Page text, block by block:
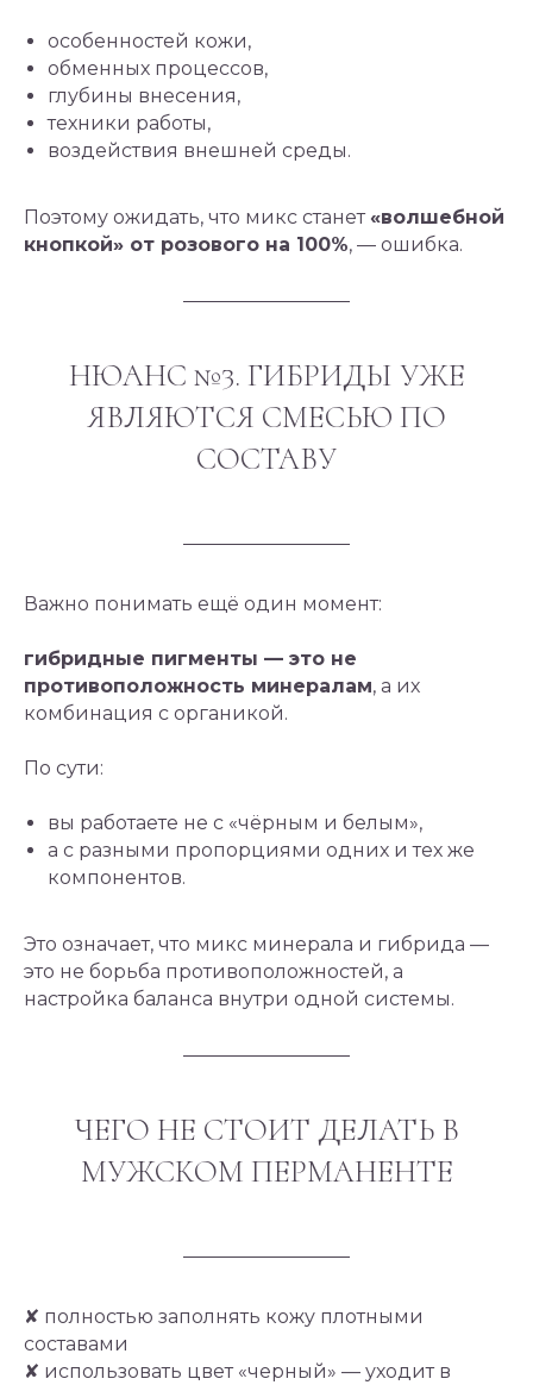
особенностей кожи,
обменных процессов,
глубины внесения,
техники работы,
воздействия внешней среды.
Поэтому ожидать, что микс станет «волшебной
кнопкой» от розового на 100%, — ошибка.
НЮАНС №3. ГИБРИДЫ УЖЕ
ЯВЛЯЮТСЯ СМЕСЬЮ ПО
СОСТАВУ
Важно понимать ещё один момент:
гибридные пигменты — это не
противоположность минералам, а их
комбинация с органикой.
По сути:
вы работаете не с «чёрным и белым»,
а с разными пропорциями одних и тех же
компонентов.
Это означает, что микс минерала и гибрида —
это не борьба противоположностей, а
настройка баланса внутри одной системы.
ЧЕГО НЕ СТОИТ ДЕЛАТЬ В
МУЖСКОМ ПЕРМАНЕНТЕ
✘ полностью заполнять кожу плотными
составами
✘ использовать цвет «черный» — уходит в